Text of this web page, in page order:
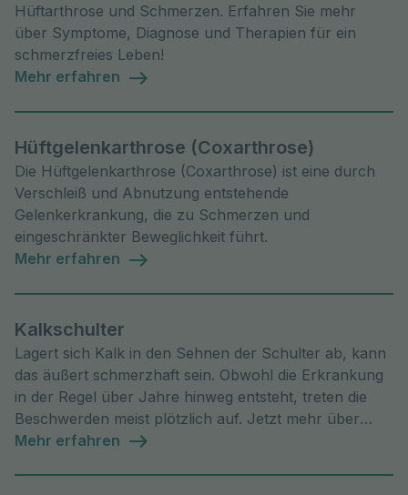
Hüftarthrose und Schmerzen. Erfahren Sie mehr
über Symptome, Diagnose und Therapien für ein
schmerzfreies Leben!
Mehr erfahren
Hüftgelenkarthrose (Coxarthrose)
Die Hüftgelenkarthrose (Coxarthrose) ist eine durch
Verschleiß und Abnutzung entstehende
Gelenkerkrankung, die zu Schmerzen und
eingeschränkter Beweglichkeit führt.
Mehr erfahren
Kalkschulter
Lagert sich Kalk in den Sehnen der Schulter ab, kann
das äußert schmerzhaft sein. Obwohl die Erkrankung
in der Regel über Jahre hinweg entsteht, treten die
Beschwerden meist plötzlich auf. Jetzt mehr über
Symptome & Therapie erfahren!
Mehr erfahren